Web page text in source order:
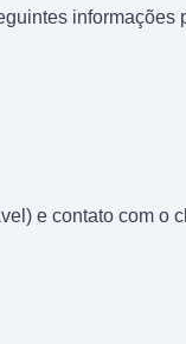
informações
e contato com o